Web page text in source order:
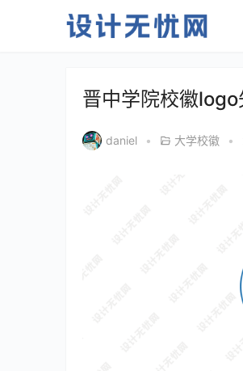
晋中学院校徽
daniel • 大学校徽 •